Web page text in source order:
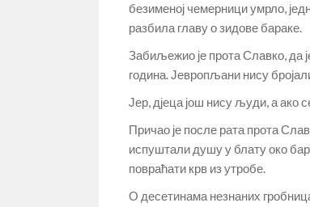
безименој чемерници умрло,
разбила главу о зидове бараке.
Забиљежио је прота Славко, да
година. Јевропљани нису
Јер, дјеца још нису људи, а ако
Причао је после рата прота
испуштали душу у блату око
повраћати крв из утробе.
О десетинама незнаних